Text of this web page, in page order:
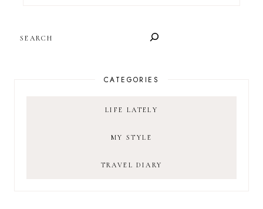
CATEGORIES
LIFE LATELY
MY STYLE
TRAVEL DIARY